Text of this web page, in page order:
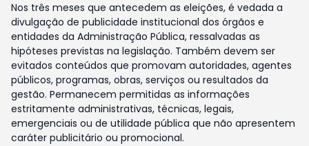
Nos três meses que antecedem as eleições, é vedada a
divulgação de publicidade institucional dos órgãos e
entidades da Administração Pública, ressalvadas as
hipóteses previstas na legislação. Também devem ser
evitados conteúdos que promovam autoridades, agentes
públicos, programas, obras, serviços ou resultados da
gestão. Permanecem permitidas as informações
estritamente administrativas, técnicas, legais,
emergenciais ou de utilidade pública que não apresentem
caráter publicitário ou promocional.